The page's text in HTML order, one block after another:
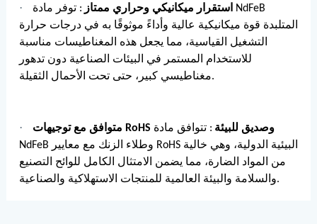
· استقرار ميكانيكي وحراري ممتاز : توفر مادة NdFeB
المتلبدة قوة ميكانيكية عالية وأداءً موثوقًا به في درجات حرارة
التشغيل القياسية، مما يجعل هذه المغناطيسات مناسبة
للاستخدام المستمر في البيئات الصناعية دون تدهور
مغناطيسي كبير، حتى تحت الأحمال الثقيلة.
· متوافق مع توجيهات RoHS وصديق للبيئة : تتوافق مادة
NdFeB وطلاء الزنك مع معايير RoHS البيئية الدولية، وهي خالية
من المواد الضارة، مما يضمن الامتثال الكامل للوائح التصنيع
والسلامة والبيئة العالمية للمنتجات الاستهلاكية والصناعية.